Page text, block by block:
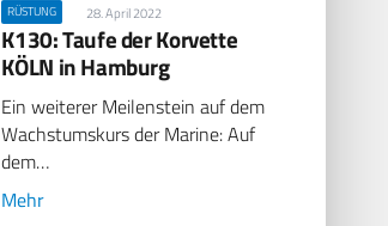
RÜSTUNG 28. April 2022
K130: Taufe der Korvette
KÖLN in Hamburg
Ein weiterer Meilenstein auf dem
Wachstumskurs der Marine: Auf
dem…
Mehr